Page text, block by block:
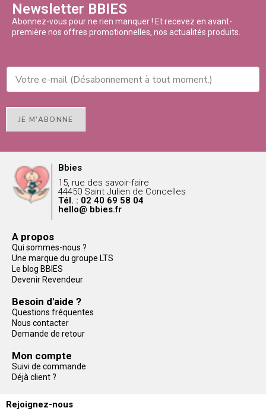
Newsletter BBIES
Abonnez-vous pour ne rien manquer ! Et recevez en avant-
première nos offres promotionnelles, nos actualités produits.
JE M'ABONNE
Bbies
15, rue des savoir-faire
44450 Saint Julien de Concelles
Tél. : 02 40 69 58 04
hello@ bbies.fr
A propos
Qui sommes-nous ?
Une marque du groupe LTS
Le blog BBIES
Devenir Revendeur
Besoin d'aide ?
Questions fréquentes
Nous contacter
Demande de retour
Mon compte
Suivi de commande
Déjà client ?
Rejoignez-nous